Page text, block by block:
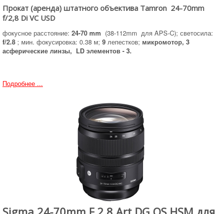
Прокат (аренда) штатного объектива Tamron 24-70mm
f/2,8 Di VC USD
фокусное расстояние: 24-70 mm (38-112mm для APS-C); светосила:
f/2.8 ; мин. фокусировка: 0.38 м; 9 лепестков; микромотор, 3
асферические линзы, LD элементов - 3.
Подробнее ...